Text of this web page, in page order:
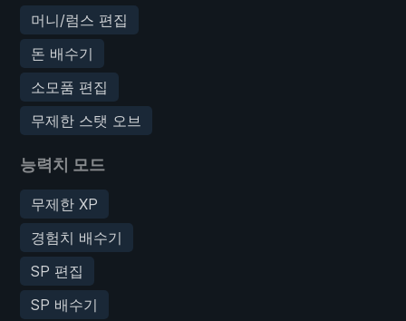
머니/럼스 편집
돈 배수기
소모품 편집
무제한 스탯 오브
능력치 모드
무제한 XP
경험치 배수기
SP 편집
SP 배수기